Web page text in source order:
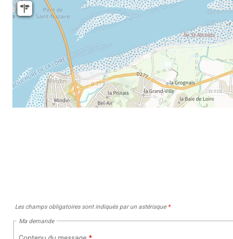
Les champs obligatoires sont indiqués par un astérisque *
Ma demande